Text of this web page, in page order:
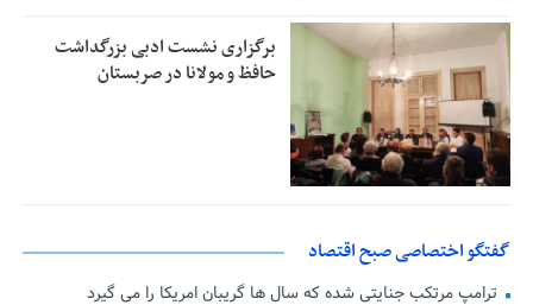
برگزاری نشست ادبی بزرگداشت
حافظ و مولانا در صربستان
گفتگو اختصاصی صبح اقتصاد
ترامپ مرتکب جنایتی شده که سال ها گریبان امریکا را می گیرد